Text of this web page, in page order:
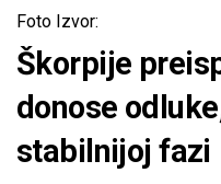
Foto Izvor:
Škorpije
donose
stabilnijoj fazi